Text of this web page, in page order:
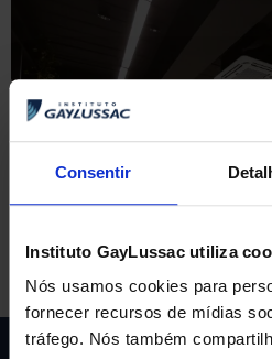
Consentir
Instituto GayLussac utiliza
Nós usamos cookies para
fornecer recursos de mídias
tráfego. Nós também